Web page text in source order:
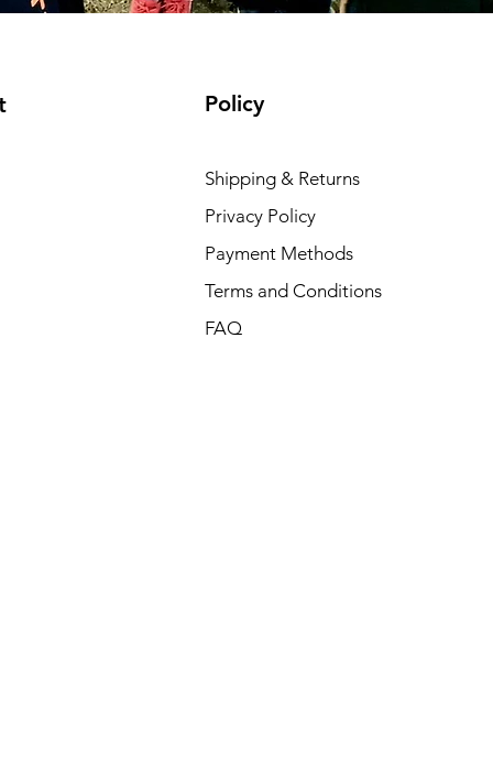
Policy
Shipping & Returns
Privacy Policy
Payment Methods
Terms and Conditions
FAQ